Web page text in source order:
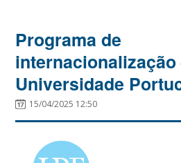
Programa de
internacionalização
Universidade
15/04/2025 12:50